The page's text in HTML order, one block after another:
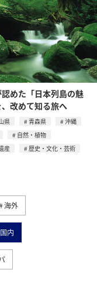
めた「日本列島の魅
改めて知る旅へ
県 青森県
沖縄
自然・植物
産
歴史・文化・芸術
海外
国内